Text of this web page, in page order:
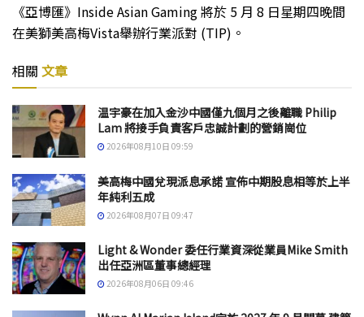
《亞博匯》Inside Asian Gaming 將於 5 月 8 日星期四晚間
在美獅美高梅Vista舉辦行業派對 (TIP)。
相關 文章
温宇豪在加入金沙中國僅九個月之後離職 Philip
Lam 將接手負責客戶忠誠計劃的營銷崗位
2026年08月10日 09:59
美高梅中國兌現派息承諾 宣佈中期股息相等於上半
年純利五成
2026年08月07日 09:47
Light & Wonder 委任行業資深從業員Mike Smith
出任亞洲區董事總經理
2026年08月06日 09:46